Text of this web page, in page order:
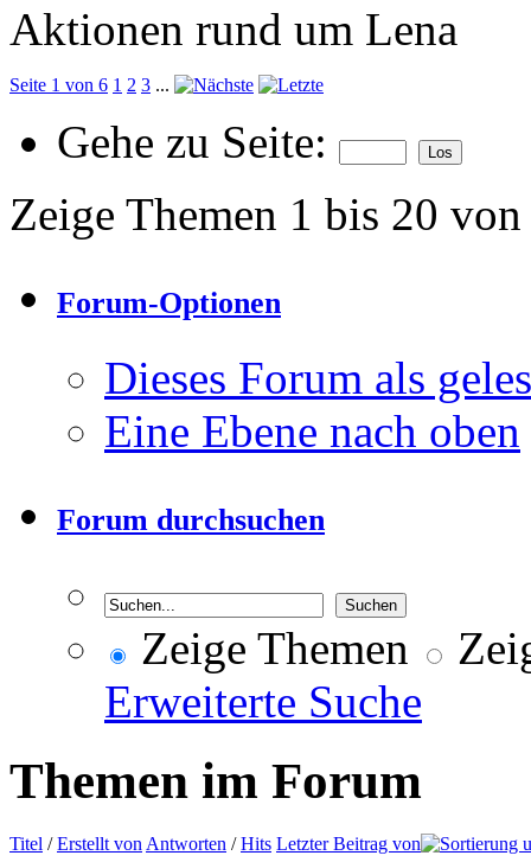
Aktionen rund um Lena
Seite 1 von 6 1 2 3 ...
Gehe zu Seite:
Zeige Themen 1 bis 20
Forum-Optionen
Dieses Forum als
Eine Ebene nach oben
Forum durchsuchen
Zeige Themen
Erweiterte Suche
Themen im Forum
Titel /Erstellt von Antworten /Hits Letzter Beitrag von